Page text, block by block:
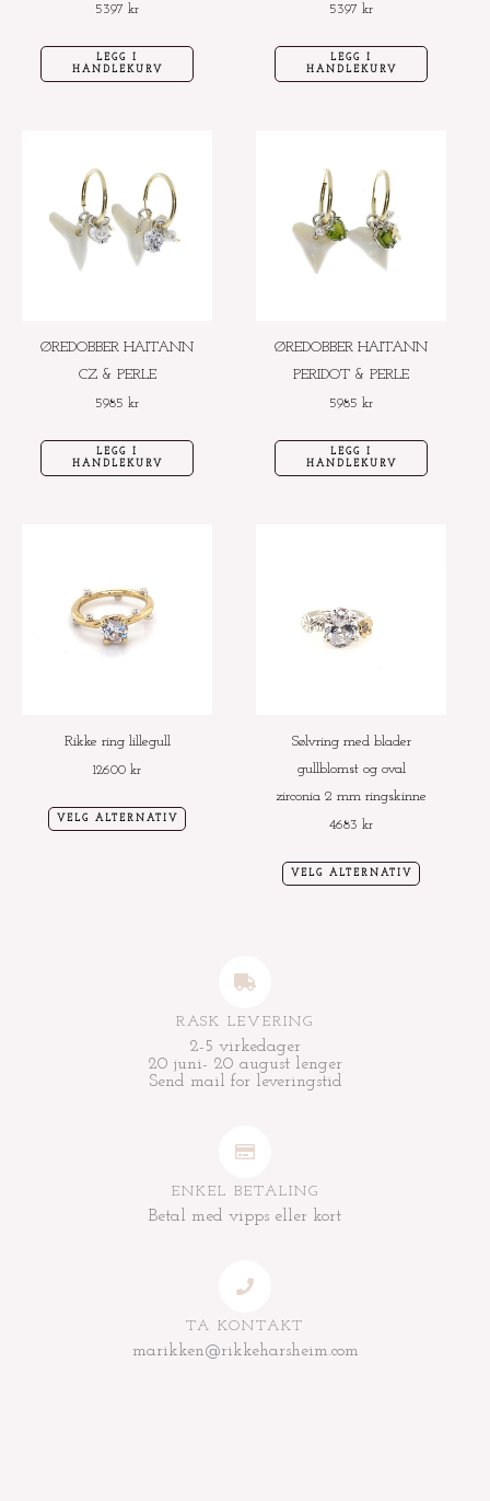
5397 kr
LEGG I
HANDLEKURV
5397 kr
LEGG I
HANDLEKURV
ØREDOBBER HAITANN
CZ & PERLE
5985 kr
LEGG I
HANDLEKURV
ØREDOBBER HAITANN
PERIDOT & PERLE
5985 kr
LEGG I
HANDLEKURV
Rikke ring lillegull
12600 kr
VELG ALTERNATIV
Sølvring med blader
gullblomst og oval
zirconia 2 mm ringskinne
4683 kr
VELG ALTERNATIV
RASK LEVERING
2-5 virkedager
20 juni- 20 august lenger
Send mail for leveringstid
ENKEL BETALING
Betal med vipps eller kort
TA KONTAKT
marikken@rikkeharsheim.com